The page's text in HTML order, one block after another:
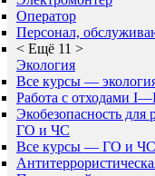
Оператор
Персонал,
< Ещё 11 >
Экология
Все курсы —
Работа с отходами
Экобезопасность для
ГО и ЧС
Все курсы — ГО и ЧС